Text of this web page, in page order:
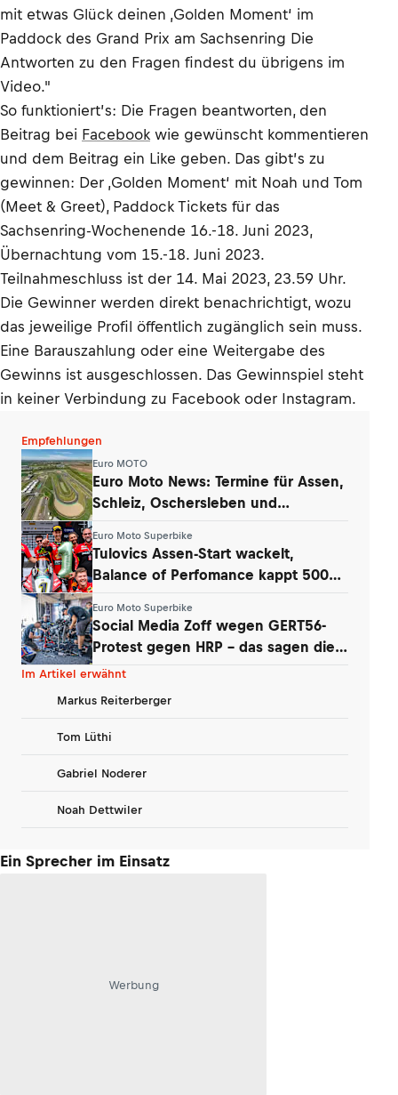
mit etwas Glück deinen ‚Golden Moment‘ im
Paddock des Grand Prix am Sachsenring Die
Antworten zu den Fragen findest du übrigens im
Video."
So funktioniert’s: Die Fragen beantworten, den
Beitrag bei Facebook wie gewünscht kommentieren
und dem Beitrag ein Like geben. Das gibt’s zu
gewinnen: Der ‚Golden Moment‘ mit Noah und Tom
(Meet & Greet), Paddock Tickets für das
Sachsenring-Wochenende 16.-18. Juni 2023,
Übernachtung vom 15.-18. Juni 2023.
Teilnahmeschluss ist der 14. Mai 2023, 23.59 Uhr.
Die Gewinner werden direkt benachrichtigt, wozu
das jeweilige Profil öffentlich zugänglich sein muss.
Eine Barauszahlung oder eine Weitergabe des
Gewinns ist ausgeschlossen. Das Gewinnspiel steht
in keiner Verbindung zu Facebook oder Instagram.
Empfehlungen
Euro MOTO
Euro Moto News: Termine für Assen,
Schleiz, Oschersleben und
Euro Moto Superbike
Tulovics Assen-Start wackelt,
Balance of Perfomance kappt 500
Euro Moto Superbike
Social Media Zoff wegen GERT56-
Protest gegen HRP – das sagen die
Teams
Im Artikel erwähnt
Markus Reiterberger
Tom Lüthi
Gabriel Noderer
Noah Dettwiler
Ein Sprecher im Einsatz
Werbung